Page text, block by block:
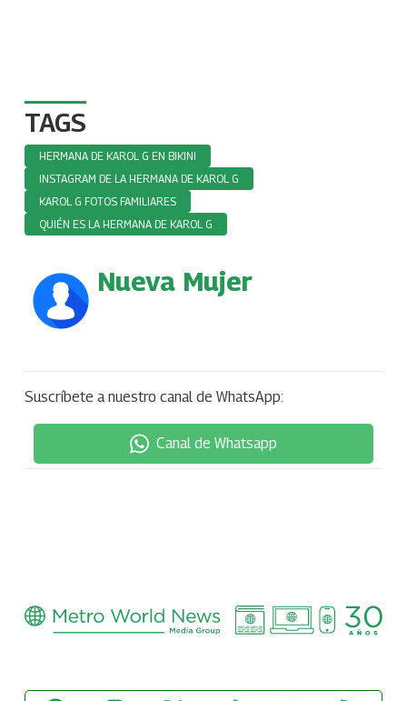
TAGS
HERMANA DE KAROL G EN BIKINI
INSTAGRAM DE LA HERMANA DE KAROL G
KAROL G FOTOS FAMILIARES
QUIÉN ES LA HERMANA DE KAROL G
Nueva Mujer
Suscríbete a nuestro canal de WhatsApp:
Canal de Whatsapp